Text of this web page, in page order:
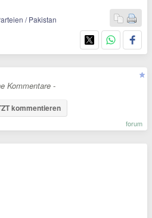
/ Pakistan
Kommentare -
kommentieren
forum